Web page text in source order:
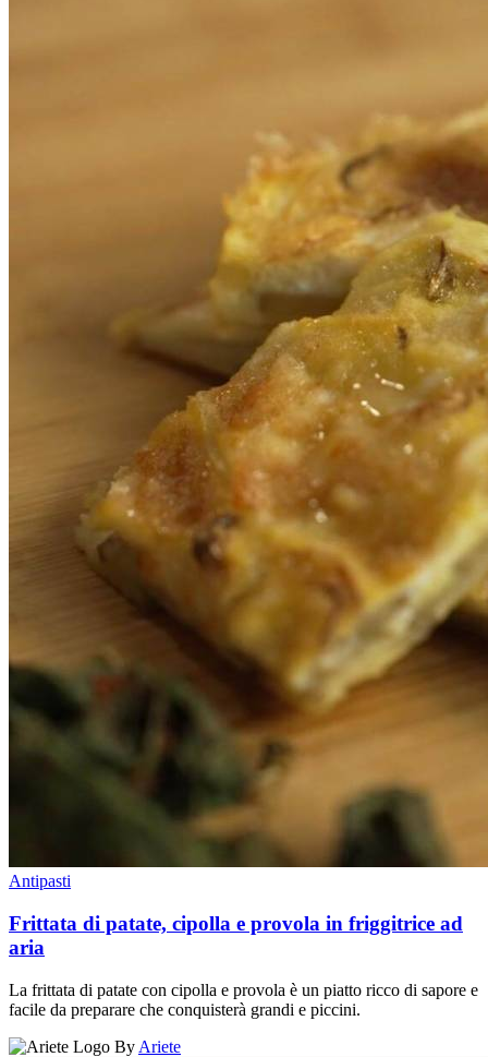
Antipasti
Frittata di patate, cipolla e provola in friggitrice ad
aria
La frittata di patate con cipolla e provola è un piatto ricco di sapore e
facile da preparare che conquisterà grandi e piccini.
By Ariete